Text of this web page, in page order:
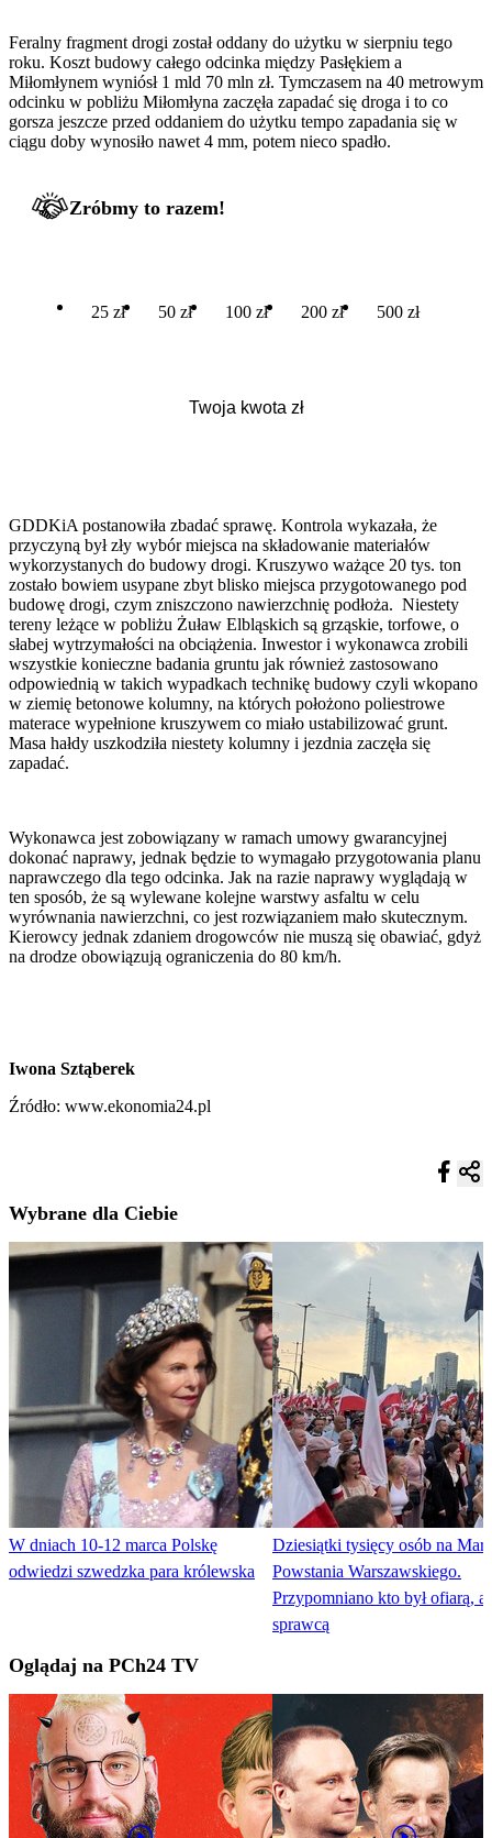
Feralny fragment drogi został oddany do użytku w sierpniu tego
roku. Koszt budowy całego odcinka między Pasłękiem a
Miłomłynem wyniósł 1 mld 70 mln zł. Tymczasem na 40 metrowym
odcinku w pobliżu Miłomłyna zaczęła zapadać się droga i to co
gorsza jeszcze przed oddaniem do użytku tempo zapadania się w
ciągu doby wynosiło nawet 4 mm, potem nieco spadło.
Zróbmy to razem!
25 zł 50 zł 100 zł 200 zł 500 zł
GDDKiA postanowiła zbadać sprawę. Kontrola wykazała, że
przyczyną był zły wybór miejsca na składowanie materiałów
wykorzystanych do budowy drogi. Kruszywo ważące 20 tys. ton
zostało bowiem usypane zbyt blisko miejsca przygotowanego pod
budowę drogi, czym zniszczono nawierzchnię podłoża. Niestety
tereny leżące w pobliżu Żuław Elbląskich są grząskie, torfowe, o
słabej wytrzymałości na obciążenia. Inwestor i wykonawca zrobili
wszystkie konieczne badania gruntu jak również zastosowano
odpowiednią w takich wypadkach technikę budowy czyli wkopano
w ziemię betonowe kolumny, na których położono poliestrowe
materace wypełnione kruszywem co miało ustabilizować grunt.
Masa hałdy uszkodziła niestety kolumny i jezdnia zaczęła się
zapadać.
Wykonawca jest zobowiązany w ramach umowy gwarancyjnej
dokonać naprawy, jednak będzie to wymagało przygotowania planu
naprawczego dla tego odcinka. Jak na razie naprawy wyglądają w
ten sposób, że są wylewane kolejne warstwy asfaltu w celu
wyrównania nawierzchni, co jest rozwiązaniem mało skutecznym.
Kierowcy jednak zdaniem drogowców nie muszą się obawiać, gdyż
na drodze obowiązują ograniczenia do 80 km/h.
Iwona Sztąberek
Źródło: www.ekonomia24.pl
Wybrane dla Ciebie
W dniach 10-12 marca Polskę
odwiedzi szwedzka para królewska
Dziesiątki tysięcy osób na
Powstania Warszawskiego.
Przypomniano kto był ofiarą, a
sprawcą
Oglądaj na PCh24 TV